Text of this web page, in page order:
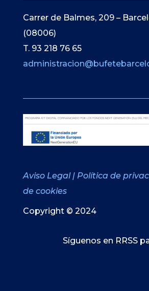
Carrer de Balmes, 209 –
(08006)
T. 93 218 76 65
Aviso Legal | Política de
de cookies
Copyright © 2024
Síguenos en RRSS